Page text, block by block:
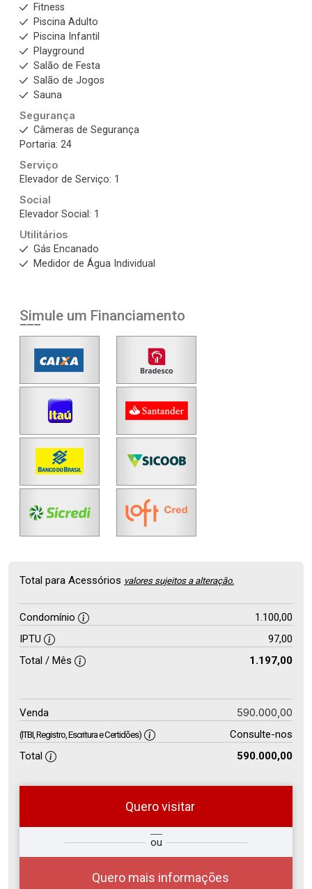
Fitness
Piscina Adulto
Piscina Infantil
Playground
Salão de Festa
Salão de Jogos
Sauna
Segurança
Câmeras de Segurança
Portaria: 24
Serviço
Elevador de Serviço: 1
Social
Elevador Social: 1
Utilitários
Gás Encanado
Medidor de Água Individual
Simule um Financiamento
Total para Acessórios valores sujeitos a alteração.
Condomínio
1.100,00
IPTU
97,00
Total / Mês
1.197,00
Venda 590.000,00
(ITBI, Registro, Escritura e Certidões)
Consulte-nos
Total
590.000,00
Quero visitar
ou
Quero mais informações
Qual o melhor dia e horário para
você?